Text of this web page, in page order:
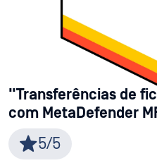
"Transferências de
com MetaDefender
5/5